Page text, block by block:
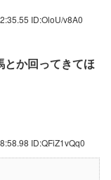
ID:OloU/v8A0
とか回ってきてほ
ID:QFiZ1vQq0